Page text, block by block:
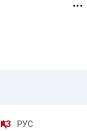
ҚАЗ РУС